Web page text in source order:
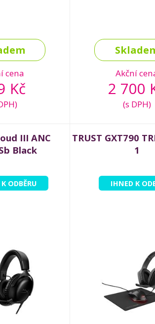
cena
Kč
Akční
2 700
(s DPH)
III ANC
Black
ODBĚRU
TRUST GXT790
1
IHNED K